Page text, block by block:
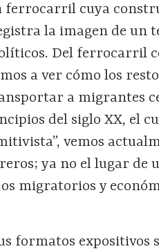
ferrocarril cuya
la imagen de
Del ferrocarril
a ver cómo los
a migrantes
del siglo XX, el
vemos
ya no el lugar de
migratorios y
formatos expositivos